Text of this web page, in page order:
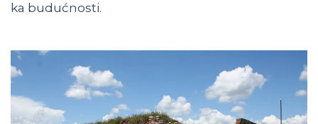
ka budućnosti.